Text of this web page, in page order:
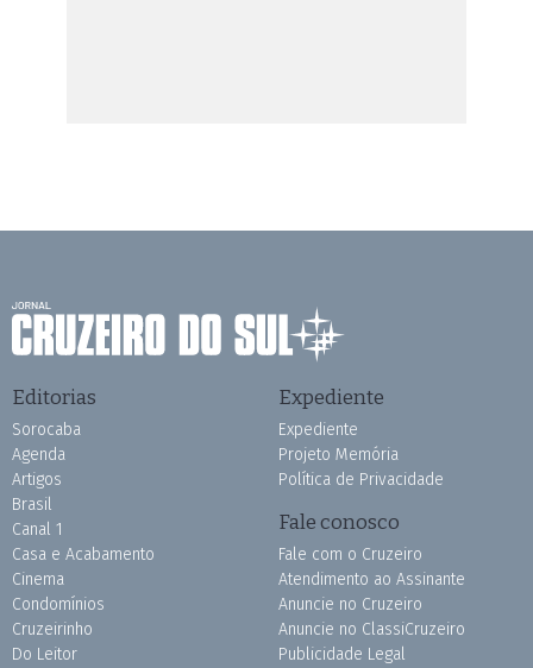
Editorias
Sorocaba
Agenda
Artigos
Brasil
Canal 1
Casa e Acabamento
Cinema
Condomínios
Cruzeirinho
Do Leitor
Expediente
Expediente
Projeto Memória
Política de Privacidade
Fale conosco
Fale com o Cruzeiro
Atendimento ao Assinante
Anuncie no Cruzeiro
Anuncie no ClassiCruzeiro
Publicidade Legal